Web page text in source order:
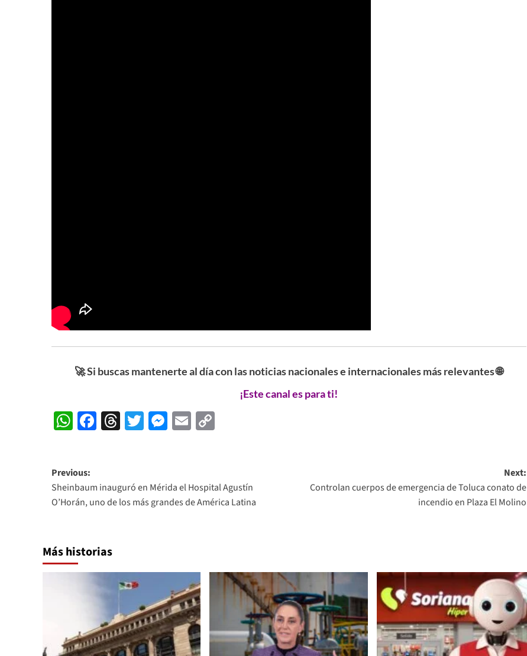
🚀 Si buscas mantenerte al día con las noticias nacionales e internacionales más relevantes 🌐
¡Este canal es para ti!
WhatsApp
Facebook
Threads
Twitter
Messenger
Email
Post
navigation
Previous:
Sheinbaum inauguró en Mérida el Hospital Agustín
O’Horán, uno de los más grandes de América Latina
Next:
Controlan cuerpos de emergencia de Toluca conato de
incendio en Plaza El Molino
Más historias